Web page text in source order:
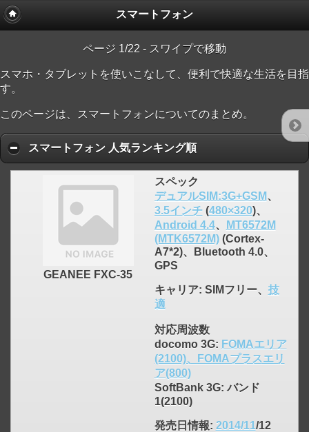
スマートフォン
ページ 1/22 - スワイプで移動
スマホ・タブレットを使いこなして、便利で快適な生活を目指
す。
このページは、スマートフォンについてのまとめ。
スマートフォン 人気ランキング順
GEANEE FXC-35
スペック
デュアルSIM:3G+GSM、
3.5インチ(480×320)、
Android 4.4、
MT6572M
(MTK6572M)(Cortex-
A7*2)、Bluetooth 4.0、
GPS
キャリア: SIMフリー、 技
適
対応周波数
docomo 3G: FOMAエリア
(2100)、FOMAプラスエリ
ア(800)
SoftBank 3G: バンド
1(2100)
発売日情報: 2014/11/12
click to expand contents